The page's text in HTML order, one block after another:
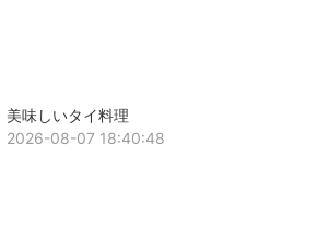
美味しいタイ料理
2026-08-07 18:40:48